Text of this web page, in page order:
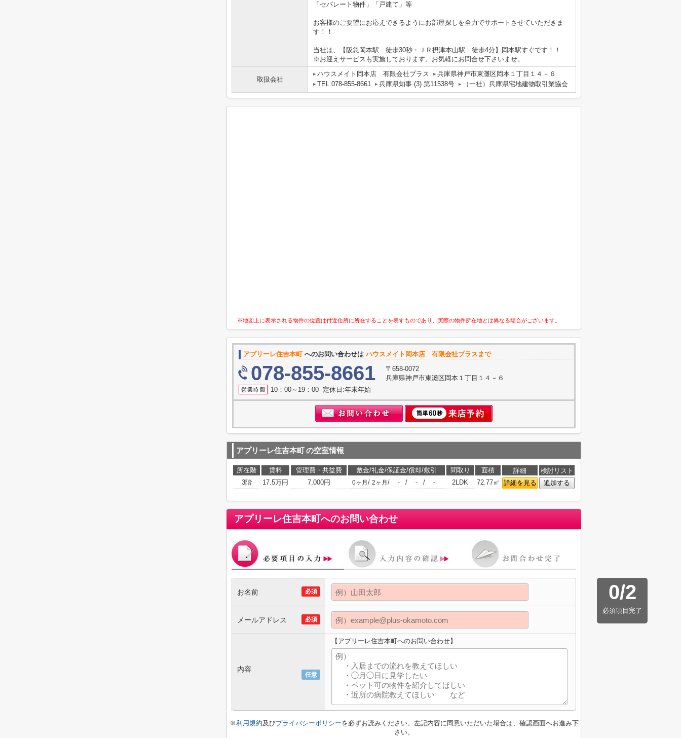
「セパレート物件」「戸建て」等
お客様のご要望にお応えできるようにお部屋探しを全力でサポートさせていただきま
す！！
当社は、【阪急岡本駅 徒歩30秒・ＪＲ摂津本山駅 徒歩4分】岡本駅すぐです！！
※お迎えサービスも実施しております。お気軽にお問合せ下さいませ。
取扱会社
ハウスメイト岡本店 有限会社プラス
兵庫県神戸市東灘区岡本１丁目１４－６
TEL:078-855-8661
兵庫県知事 (3) 第11538号 （一社）兵庫県宅地建物取引業協会
※地図上に表示される物件の位置は付近住所に所在することを表すものであり、実際の物件所在地とは異なる場合がございます。
アプリーレ住吉本町へのお問い合わせは ハウスメイト岡本店 有限会社プラスまで
078-855-8661
〒658-0072
兵庫県神戸市東灘区岡本１丁目１４－６
10：00～19：00 定休日:年末年始
アプリーレ住吉本町の空室情報
所在階 賃料 管理費・共益費 敷金/礼金/保証金/償却/敷引 間取り 面積 詳細
検討リスト
3階
17.5万円 7,000円 0ヶ月 / 2ヶ月 / - / - / - 2LDK 72.77㎡ 詳細を見る 追加する
アプリーレ住吉本町へのお問い合わせ
0/2
必須項目完了
必須
お名前
必須
メールアドレス
任意
内容
【アプリーレ住吉本町へのお問い合わせ】
※利用規約及びプライバシーポリシーを必ずお読みください。左記内容に同意いただいた場合は、確認画面へお進み下
さい。